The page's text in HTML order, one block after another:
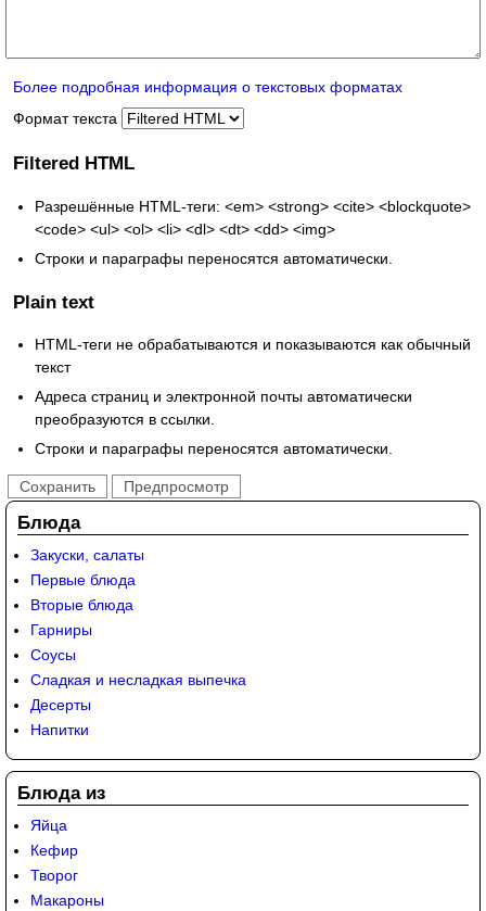
Более подробная информация о текстовых форматах
Формат текста
Filtered HTML
Разрешённые HTML-теги: <em> <strong> <cite> <blockquote>
<code> <ul> <ol> <li> <dl> <dt> <dd> <img>
Строки и параграфы переносятся автоматически.
Plain text
HTML-теги не обрабатываются и показываются как обычный
текст
Адреса страниц и электронной почты автоматически
преобразуются в ссылки.
Строки и параграфы переносятся автоматически.
Блюда
Закуски, салаты
Первые блюда
Вторые блюда
Гарниры
Соусы
Сладкая и несладкая выпечка
Десерты
Напитки
Блюда из
Яйца
Кефир
Творог
Макароны